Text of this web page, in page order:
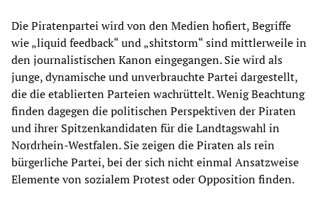
Die Piratenpartei wird von den Medien hofiert, Begriffe
wie „liquid feedback“ und „shitstorm“ sind mittlerweile in
den journalistischen Kanon eingegangen. Sie wird als
junge, dynamische und unverbrauchte Partei dargestellt,
die die etablierten Parteien wachrüttelt. Wenig Beachtung
finden dagegen die politischen Perspektiven der Piraten
und ihrer Spitzenkandidaten für die Landtagswahl in
Nordrhein-Westfalen. Sie zeigen die Piraten als rein
bürgerliche Partei, bei der sich nicht einmal Ansatzweise
Elemente von sozialem Protest oder Opposition finden.